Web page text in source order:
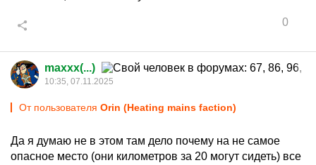
0
maxxx(...)
10:35, 07.11.2025
От пользователя Orin (Heating mains faction)
Да я думаю не в этом там дело почему на не самое
опасное место (они километров за 20 могут сидеть) все